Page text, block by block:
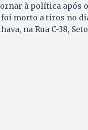
à política após
morto a tiros no
na Rua C-38,